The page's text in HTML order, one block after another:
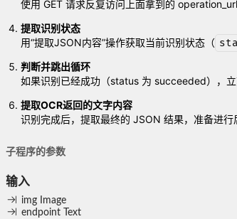
使用 GET 请求反复访问上面拿到的
提取识别状态
用“提取JSON内容”操作获取当前识别状态（
判断并跳出循环
如果识别已经成功（status 为 succeeded），立
提取OCR返回的文字内容
识别完成后，提取最终的 JSON 结果，准备进行
子程序的参数
输入
img
Image
endpoint
Text